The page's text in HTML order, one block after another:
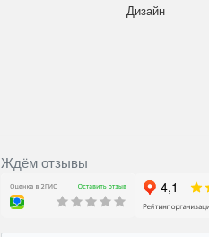
Дизайн
Ждём отзывы